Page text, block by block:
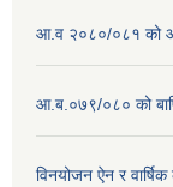
आ.व २०८०/०८१ को
आ.ब.०७९/०८० को
विनयोजन ऐन र